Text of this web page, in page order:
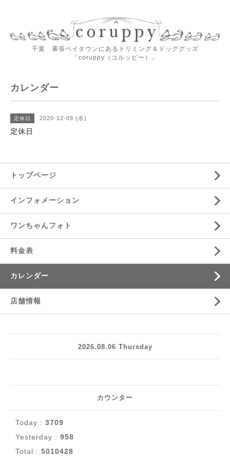
千葉 幕張ベイタウンにあるトリミング＆ドッググッズ
「coruppy（コルッピー）」
カレンダー
定休日 2020-12-09 (水)
定休日
トップページ
インフォメーション
ワンちゃんフォト
料金表
カレンダー
店舗情報
2026.08.06 Thursday
カウンター
Today : 3709
Yesterday : 958
Total : 5010428